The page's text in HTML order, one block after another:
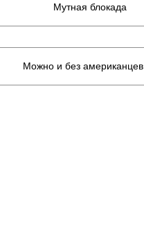
Мутная блокада
Можно и без американцев